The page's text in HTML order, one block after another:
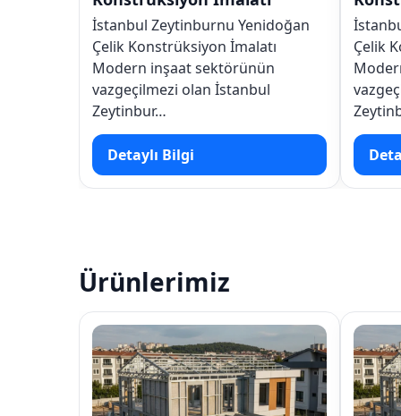
Yenidoğan
İstanbul Zeytinburnu Yeşiltepe
Çelik Konstrüksiyon İmalatı
Modern inşaat sektörünün
vazgeçilmezi olan İstanbul
Zeytinbur…
Detaylı Bilgi
Ürünlerimiz